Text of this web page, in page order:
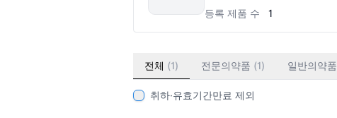
등록 제품 수
1
전체 (1) 전문의약품 (1) 일반의약품
취하·유효기간만료 제외